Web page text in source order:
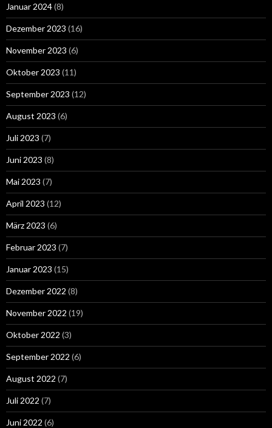
Januar 2024(8)
Dezember 2023 (16)
November 2023 (6)
Oktober 2023 (11)
September 2023 (12)
August 2023 (6)
Juli 2023 (7)
Juni 2023 (8)
Mai 2023 (7)
April 2023 (12)
März 2023 (6)
Februar 2023 (7)
Januar 2023 (15)
Dezember 2022 (8)
November 2022 (19)
Oktober 2022 (3)
September 2022 (6)
August 2022 (7)
Juli 2022 (7)
Juni 2022 (6)